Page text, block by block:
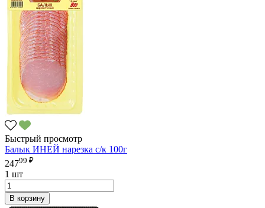
Быстрый просмотр
Балык ИНЕЙ нарезка с/к 100г
24799 ₽
1 шт
В корзину